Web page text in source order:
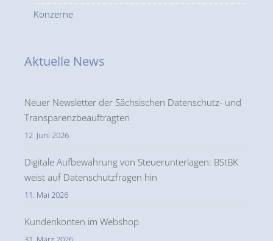
Konzerne
Aktuelle News
Neuer Newsletter der Sächsischen Datenschutz- und
Transparenzbeauftragten
12. Juni 2026
Digitale Aufbewahrung von Steuerunterlagen: BStBK
weist auf Datenschutzfragen hin
11. Mai 2026
Kundenkonten im Webshop